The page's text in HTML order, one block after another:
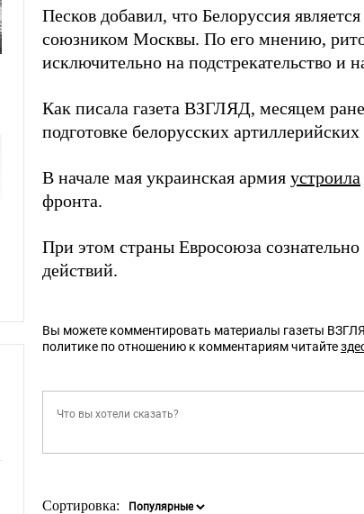
Песков добавил, что Белоруссия
союзником Москвы. По его мнению,
исключительно на подстрекательство и
Как писала газета ВЗГЛЯД, месяцем
подготовке белорусских
В начале мая украинская армия устроила
фронта.
При этом страны Евросоюза сознательно
действий.
Вы можете комментировать материалы газеты
политике по отношению к комментариям читайте
Сортировка: